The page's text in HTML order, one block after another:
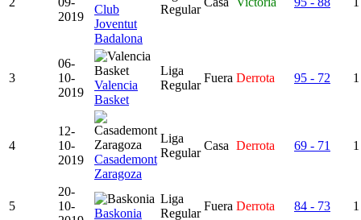
2019
Club
Joventut
Badalona
Regular
3
06-
10-
2019
Valencia
Basket
Liga
Regular
Fuera Derrota 95 - 72
4
12-
10-
2019
Casademont
Zaragoza
Liga
Regular
Casa Derrota 69 - 71
5
20-
10-
Baskonia
Liga
Regular
Fuera Derrota 84 - 73